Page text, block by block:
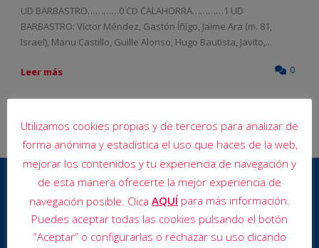
UD BARBASTRO…………0 CD CALAHORRA…………1 UD
BARBASTRO: Víctor Méndez, Gastón Íñigo, Jaime Ara (m. 81,
Israel), Manu Castillo, Guille Alonso, Hugo Bautista, Javito,...
Leer más 0
Utilizamos cookies propias y de terceros para analizar de
forma anónima y estadística el uso que haces de la web,
mejorar los contenidos y tu experiencia de navegación y
de esta manera ofrecerte la mejor experiencia de
navegación posible. Clica AQUÍpara más información.
Puedes aceptar todas las cookies pulsando el botón
“Aceptar” o configurarlas o rechazar su uso clicando